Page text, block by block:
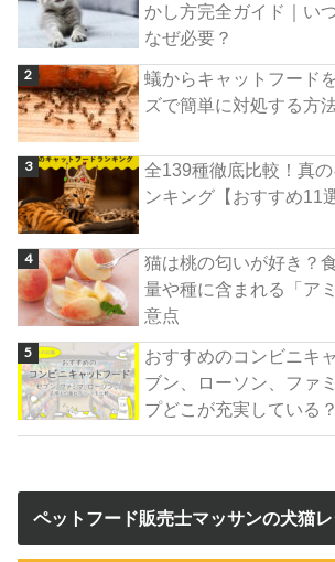
かし方完全ガイド｜い
なぜ必要？
蟻からキャットフード
ズで簡単に対処する方
全139種徹底比較！真
ンキング【おすすめ11
猫は桃の匂いが好き？
量や種に含まれる「ア
意点
おすすめのコンビニキ
ブン、ローソン、ファ
プどこが充実している？
ペットフード販売士マッサンの犬猫